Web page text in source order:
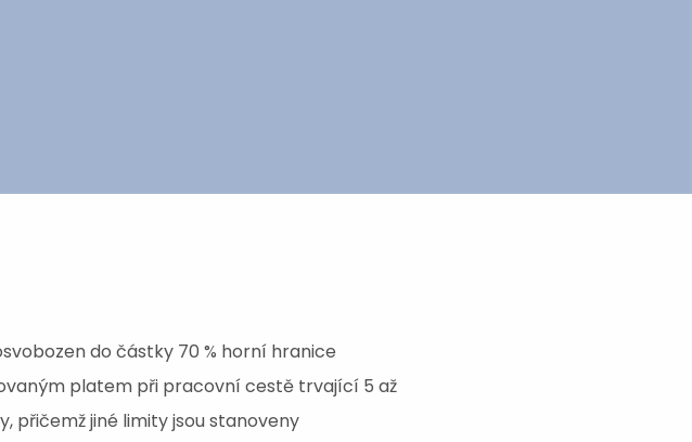
do částky 70 % horní hranice
platem při pracovní cestě trvající 5 až
přičemž jiné limity jsou stanoveny